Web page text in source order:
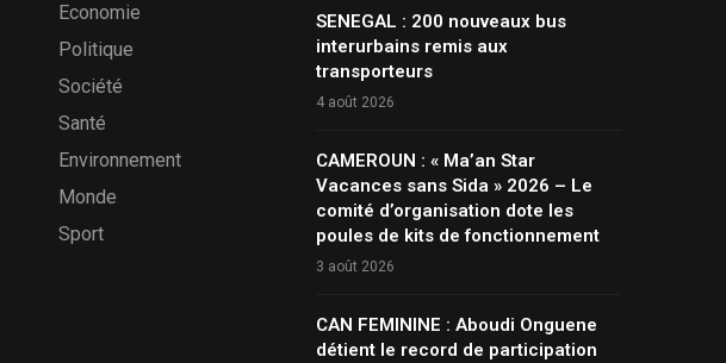
Economie
Politique
Société
Santé
Environnement
Monde
Sport
SENEGAL : 200 nouveaux bus
interurbains remis aux
transporteurs
4 août 2026
CAMEROUN : « Ma’an Star
Vacances sans Sida » 2026 – Le
comité d’organisation dote les
poules de kits de fonctionnement
3 août 2026
CAN FEMININE : Aboudi Onguene
détient le record de participation